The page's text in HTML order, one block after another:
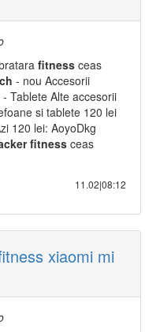
fitness ceas
- nou Accesorii
Tablete Alte accesorii
si tablete 120 lei
120 lei: AoyoDkg
fitness ceas
11.02|08:12
xiaomi mi